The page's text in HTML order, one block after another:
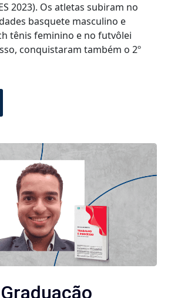
2023). Os atletas subiram no
basquete masculino e
tênis feminino e no futvôlei
conquistaram também o 2º